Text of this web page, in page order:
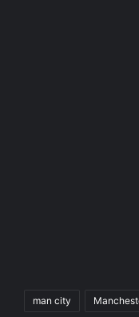
man city